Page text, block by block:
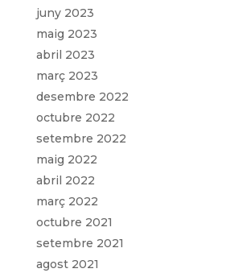
juny 2023
maig 2023
abril 2023
març 2023
desembre 2022
octubre 2022
setembre 2022
maig 2022
abril 2022
març 2022
octubre 2021
setembre 2021
agost 2021